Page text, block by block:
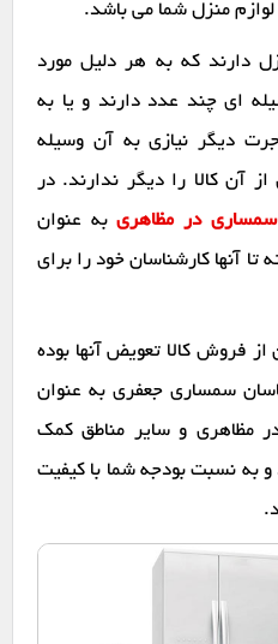
منزل شما می باشد.
دارند که به هر دلیل مورد
ای چند عدد دارند و یا به
دیگر نیازی به آن وسیله
آن کالا را دیگر ندارند. در
سمساری در مظاهریبه عنوان
آنها کارشناسان خود را برای
فروش کالا تعویض آنها بوده
سمساری جعفری به عنوان
مظاهری و سایر مناطق کمک
و به نسبت بودجه شما با کیفیت